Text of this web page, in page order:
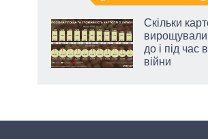
Скільки
вирощували
до і під час
війни